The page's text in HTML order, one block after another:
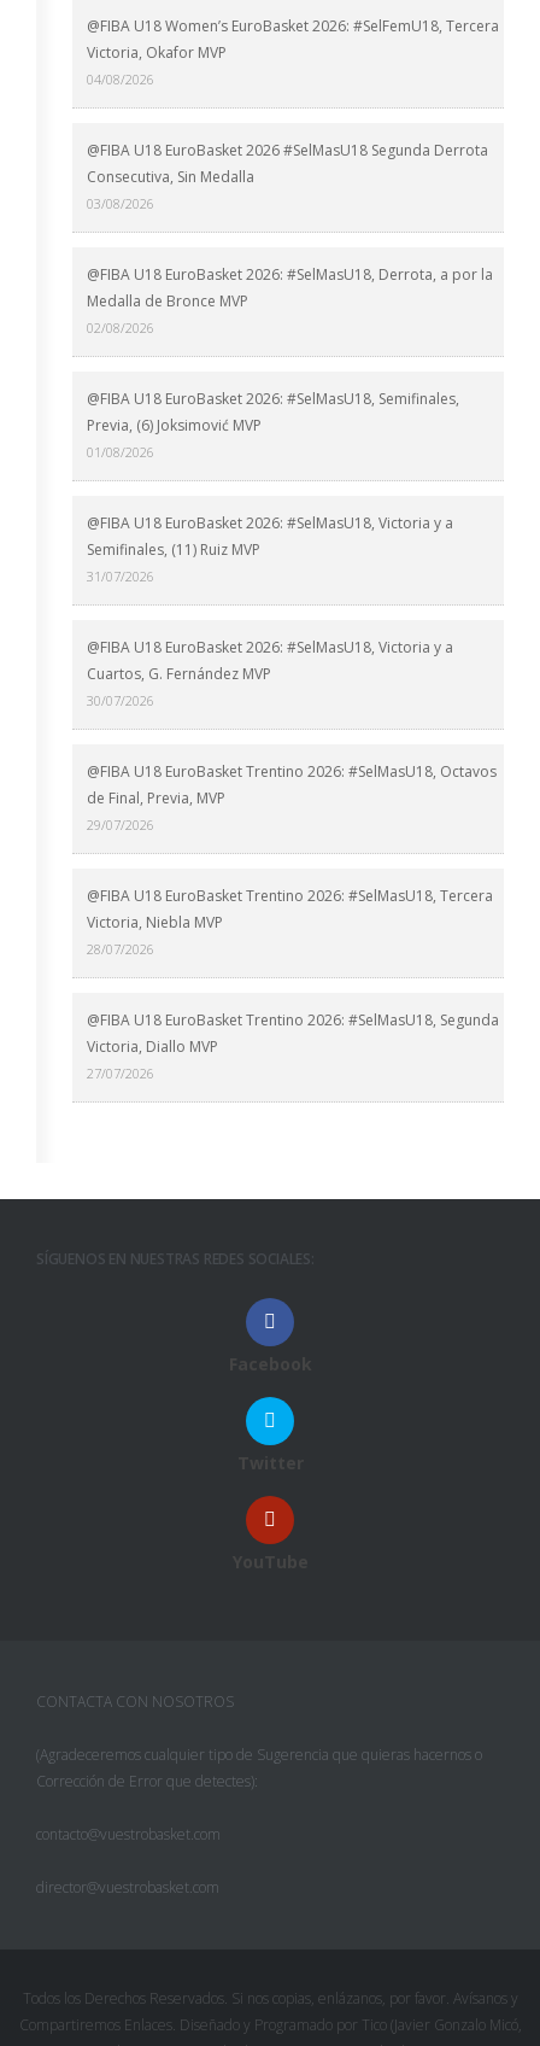
@FIBA U18 Women’s EuroBasket 2026: #SelFemU18, Tercera
Victoria, Okafor MVP
04/08/2026
@FIBA U18 EuroBasket 2026 #SelMasU18 Segunda Derrota
Consecutiva, Sin Medalla
03/08/2026
@FIBA U18 EuroBasket 2026: #SelMasU18, Derrota, a por la
Medalla de Bronce MVP
02/08/2026
@FIBA U18 EuroBasket 2026: #SelMasU18, Semifinales,
Previa, (6) Joksimović MVP
01/08/2026
@FIBA U18 EuroBasket 2026: #SelMasU18, Victoria y a
Semifinales, (11) Ruiz MVP
31/07/2026
@FIBA U18 EuroBasket 2026: #SelMasU18, Victoria y a
Cuartos, G. Fernández MVP
30/07/2026
@FIBA U18 EuroBasket Trentino 2026: #SelMasU18, Octavos
de Final, Previa, MVP
29/07/2026
@FIBA U18 EuroBasket Trentino 2026: #SelMasU18, Tercera
Victoria, Niebla MVP
28/07/2026
@FIBA U18 EuroBasket Trentino 2026: #SelMasU18, Segunda
Victoria, Diallo MVP
27/07/2026
SÍGUENOS EN NUESTRAS REDES SOCIALES:
Facebook
Twitter
YouTube
CONTACTA CON NOSOTROS
(Agradeceremos cualquier tipo de Sugerencia que quieras hacernos o
Corrección de Error que detectes):
contacto@vuestrobasket.com
director@vuestrobasket.com
Todos los Derechos Reservados. Si nos copias, enlázanos, por favor. Avísanos y
Compartiremos Enlaces. Diseñado y Programado por Tico (Javier Gonzalo Micó,